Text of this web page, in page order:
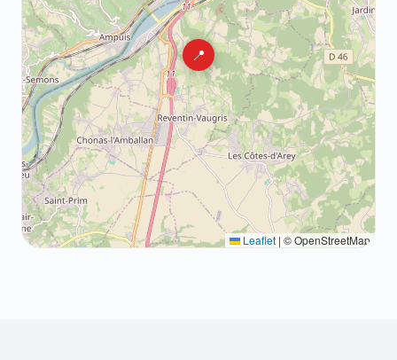
📍
Leaflet | © OpenStreetMap